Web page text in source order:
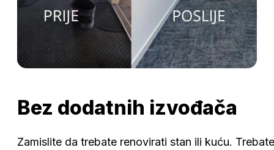
Bez dodatnih izvođača
Zamislite da trebate renovirati stan ili kuću.